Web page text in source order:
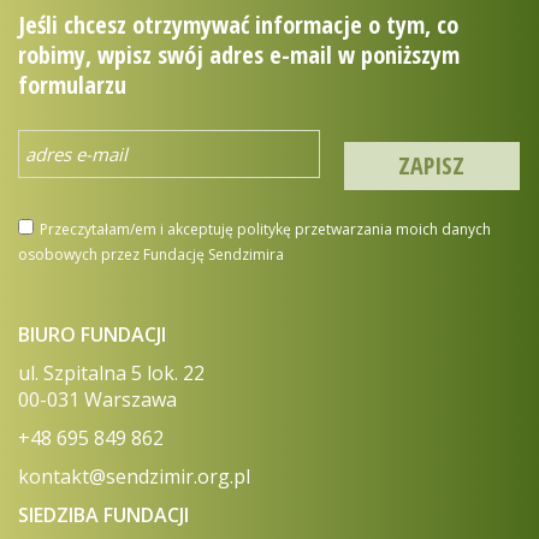
Jeśli chcesz otrzymywać informacje o tym, co
robimy, wpisz swój adres e-mail w poniższym
formularzu
Przeczytałam/em i akceptuję politykę przetwarzania moich danych
osobowych przez Fundację Sendzimira
BIURO FUNDACJI
ul. Szpitalna 5 lok. 22
00-031 Warszawa
+48 695 849 862
kontakt@sendzimir.org.pl
SIEDZIBA FUNDACJI